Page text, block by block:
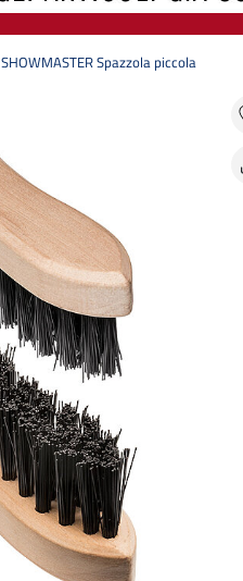
SHOWMASTER Spazzola piccola